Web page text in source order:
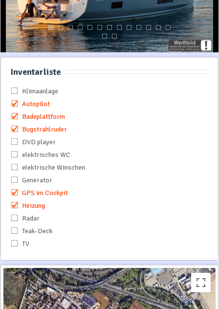
Inventarliste
Klimaanlage
Autopilot
Badeplattform
Bugstrahlruder
DVD player
elektrisches WC
elektrische Winschen
Generator
GPS im Cockpit
Heizung
Radar
Teak-Deck
TV